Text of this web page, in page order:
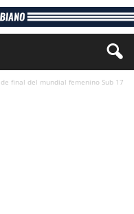
final del mundial femenino Sub 17